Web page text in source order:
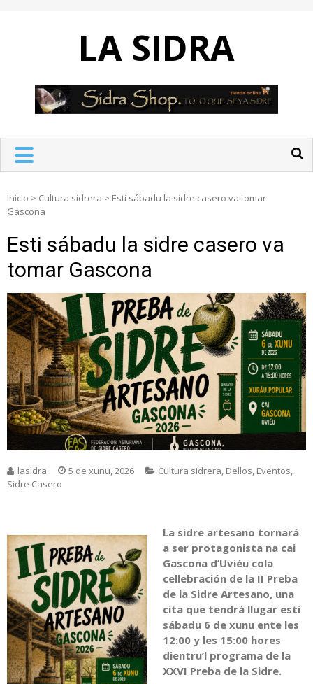
LA SIDRA
Inicio > Cultura sidrera > Esti sábadu la sidre casero va tomar
Gascona
Esti sábadu la sidre casero va
tomar Gascona
lasidra 5 de xunu, 2026 Cultura sidrera, Dellos, Eventos,
Sidre Casero
La sidre artesano tornará
a ser protagonista na cai
Gascona d’Uviéu cola
cellebración de la II Preba
de la Sidre Artesano, una
cita que tendrá llugar esti
sábadu 6 de xunu ente les
12:00 y les 15:00 hores
dientru’l programa de la
XXVI Preba de la Sidre.